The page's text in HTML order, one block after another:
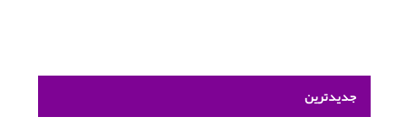
جدیدترین